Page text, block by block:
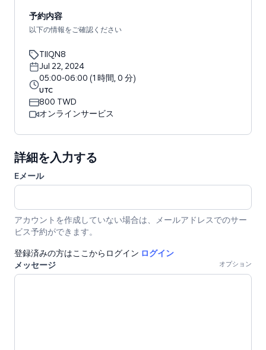
予約内容
以下の情報をご確認ください
TIIQN8
Jul 22, 2024
05:00-06:00 (1 時間, 0 分)
UTC
800 TWD
オンラインサービス
詳細を入力する
Eメール
アカウントを作成していない場合は、メールアドレスでのサー
ビス予約ができます。
登録済みの方はここからログイン ログイン
メッセージ
オプション